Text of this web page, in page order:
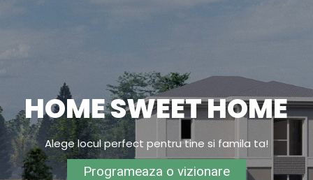
HOME SWEET HOME
Alege locul perfect pentru tine si famila ta!
Programeaza o vizionare